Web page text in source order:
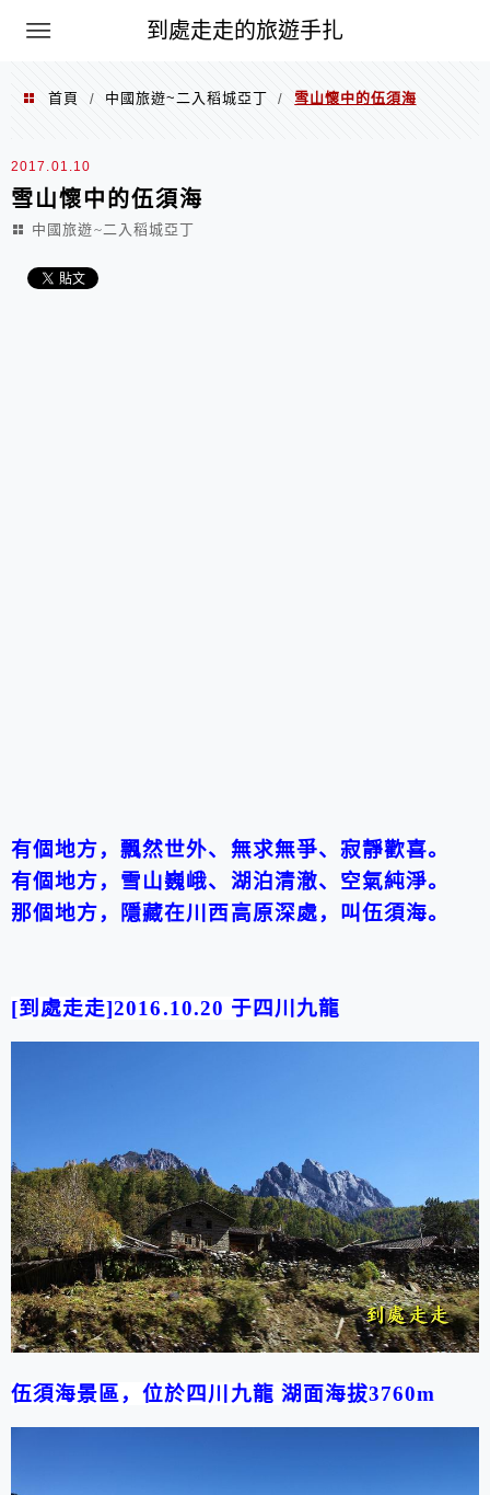
到處走走的旅遊手扎
首頁 / 中國旅遊~二入稻城亞丁 / 雪山懷中的伍須海
2017.01.10
雪山懷中的伍須海
中國旅遊~二入稻城亞丁
有個地方，飄然世外、無求無爭、寂靜歡喜。
有個地方，雪山巍峨、湖泊清澈、空氣純淨。
那個地方，隱藏在川西高原深處，叫伍須海。
[到處走走]2016.10.20 于四川九龍
伍須海景區，位於四川九龍 湖面海拔3760m